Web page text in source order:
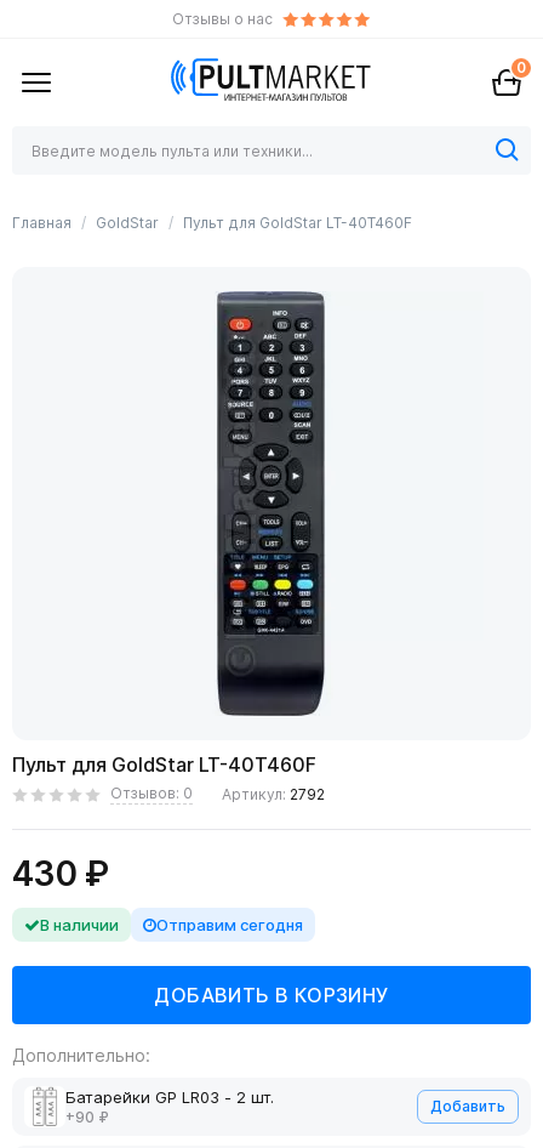
Отзывы о нас
0
Главная GoldStar Пульт для GoldStar LT-40T460F
Пульт для GoldStar LT-40T460F
Отзывов: 0 Артикул: 2792
430 ₽
В наличии Отправим сегодня
Дополнительно:
Батарейки GP LR03 - 2 шт.
+90 ₽
Добавить